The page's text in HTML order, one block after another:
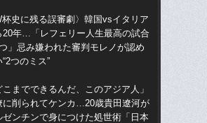
杯史に残る誤審劇〉韓国vsイタリア
20年…「レフェリー人生最高の試合
」忌み嫌われた審判モレノが認め
“2つのミス”
こまでできるんだ、このアジア人」
に削られてケンカ…20歳貴田遼河が
ゼンチンで身につけた処世術「日本